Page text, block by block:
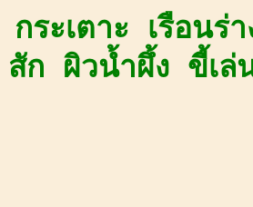
กระเตาะ เรือน
สัก ผิวน้ำผึ้ง ขี้เล่